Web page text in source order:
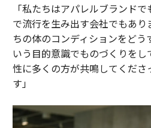
「私たちはアパレルブランド
で流行を生み出す会社でもあ
ちの体のコンディションをどう
いう目的意識でものづくりを
性に多くの方が共鳴してくださ
す」